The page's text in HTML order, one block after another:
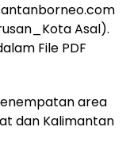
Asal).
File PDF
area
dan Kalimantan